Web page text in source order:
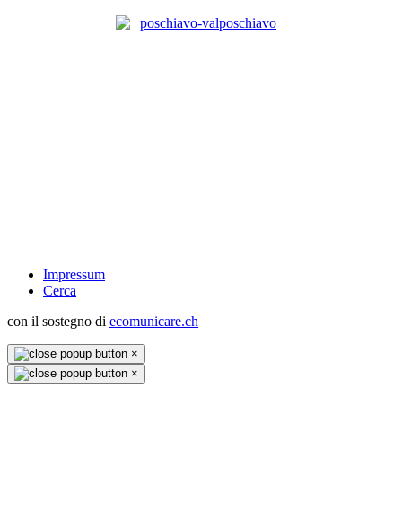
Impressum
Cerca
con il sostegno di ecomunicare.ch
×
×